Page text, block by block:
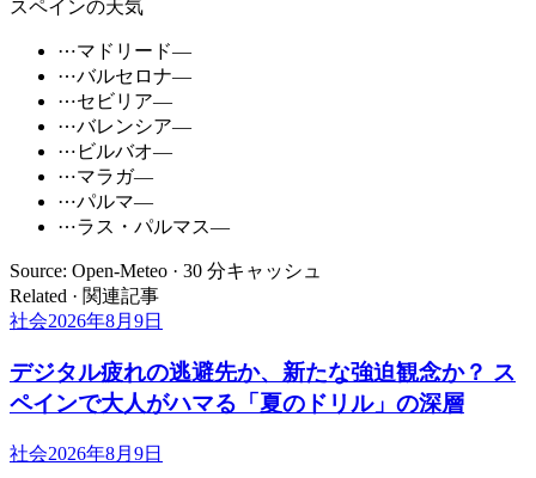
スペインの天気
⋯マドリード—
⋯バルセロナ—
⋯セビリア—
⋯バレンシア—
⋯ ビルバオ—
⋯マラガ—
⋯パルマ—
⋯ラス・パルマス—
Source: Open-Meteo · 30 分キャッシュ
Related · 関連記事
社会2026年8月9日
デジタル疲れの逃避先か、新たな強迫観念か？ ス
ペインで大人がハマる「夏のドリル」の深層
社会2026年8月9日